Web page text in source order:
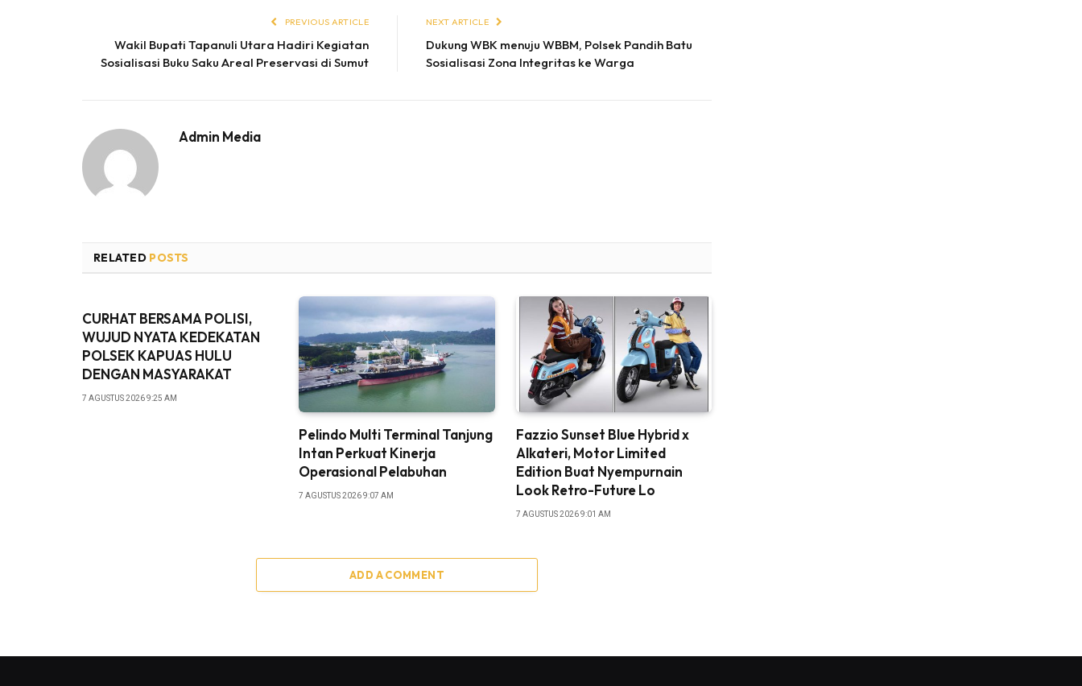
PREVIOUS ARTICLE
Wakil Bupati Tapanuli Utara Hadiri Kegiatan
Sosialisasi Buku Saku Areal Preservasi di Sumut
NEXT ARTICLE
Dukung WBK menuju WBBM, Polsek Pandih Batu
Sosialisasi Zona Integritas ke Warga
Admin Media
RELATED POSTS
CURHAT BERSAMA POLISI,
WUJUD NYATA KEDEKATAN
POLSEK KAPUAS HULU
DENGAN MASYARAKAT
7 AGUSTUS 2026 9:25 AM
Pelindo Multi Terminal Tanjung
Intan Perkuat Kinerja
Operasional Pelabuhan
7 AGUSTUS 2026 9:07 AM
Fazzio Sunset Blue Hybrid x
Alkateri, Motor Limited
Edition Buat Nyempurnain
Look Retro-Future Lo
7 AGUSTUS 2026 9:01 AM
ADD A COMMENT